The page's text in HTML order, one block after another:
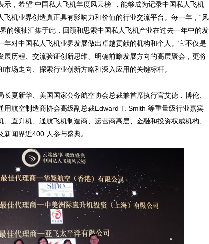
，希望“中国私人飞机年度风云榜”，能够成为记录中国私人飞机
机业界创造真正具有影响力和价值的行业交流平台。每一年，“风
的领袖汇集于此，回顾和思索中国私人飞机产业在过去一年中的发
年对中国私人飞机业界发展做出卓越贡献的机构和个人。它不仅是
展历程、交流验证创新思维、明确前瞻发展方向的高层聚会，更将
场走向、探索行业创新方略和深入应用的关键标杆。
新华、美国国家公务航空协会总裁兼首席执行官艾德﹒博伦、
用航空制造商协会高级副总裁Edward T. Smith 等重量级行业嘉宾
直升机、通航飞机制造商、运营商高层、金融和投资权威机构、
闻界近400 人参与盛典。